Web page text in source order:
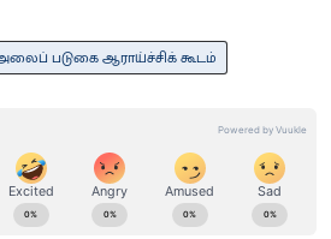
படுகை ஆராய்ச்சிக் கூடம்